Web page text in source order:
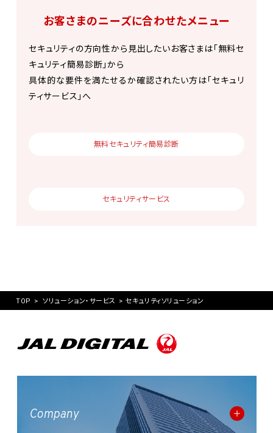
お客さまのニーズに合わせたメニュー
セキュリティの方向性から見出したいお客さまは「無料セ
キュリティ簡易診断」から
具体的な要件を満たせるか確認されたい方は「セキュリ
ティサービス」へ
無料セキュリティ簡易診断
セキュリティサービス
TOP > ソリューション・サービス > セキュリティソリューション
Company